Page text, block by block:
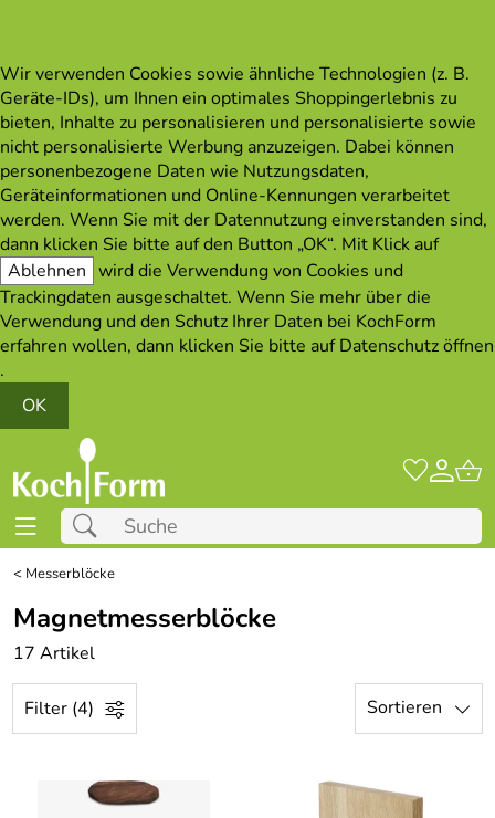
Wir verwenden Cookies sowie ähnliche Technologien (z. B.
Geräte-IDs), um Ihnen ein optimales Shoppingerlebnis zu
bieten, Inhalte zu personalisieren und personalisierte sowie
nicht personalisierte Werbung anzuzeigen. Dabei können
personenbezogene Daten wie Nutzungsdaten,
Geräteinformationen und Online-Kennungen verarbeitet
werden. Wenn Sie mit der Datennutzung einverstanden sind,
dann klicken Sie bitte auf den Button „OK“. Mit Klick auf
Ablehnen wird die Verwendung von Cookies und
Trackingdaten ausgeschaltet. Wenn Sie mehr über die
Verwendung und den Schutz Ihrer Daten bei KochForm
erfahren wollen, dann klicken Sie bitte aufDatenschutz öffnen
.
OK
< Messerblöcke
Magnetmesserblöcke
17 Artikel
Filter (4) Sortieren